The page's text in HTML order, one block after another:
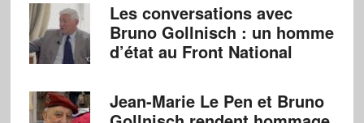
Les conversations avec
Bruno Gollnisch : un homme
d’état au Front National
Jean-Marie Le Pen et Bruno